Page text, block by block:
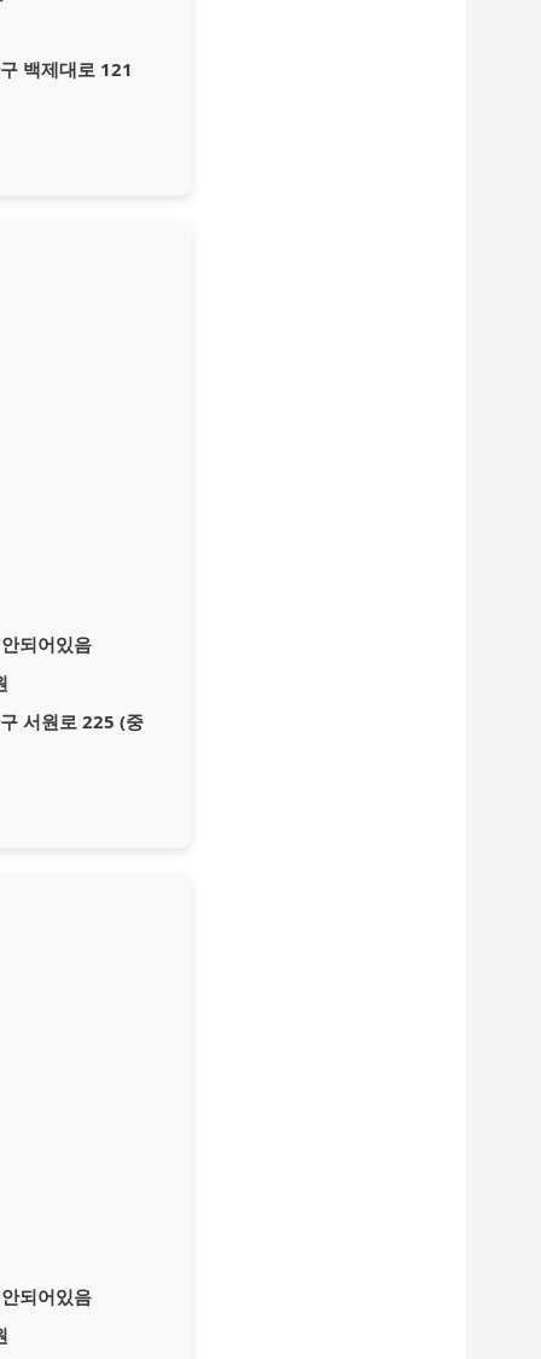
백제대로 121
되어있음
서원로 225 (중
되어있음